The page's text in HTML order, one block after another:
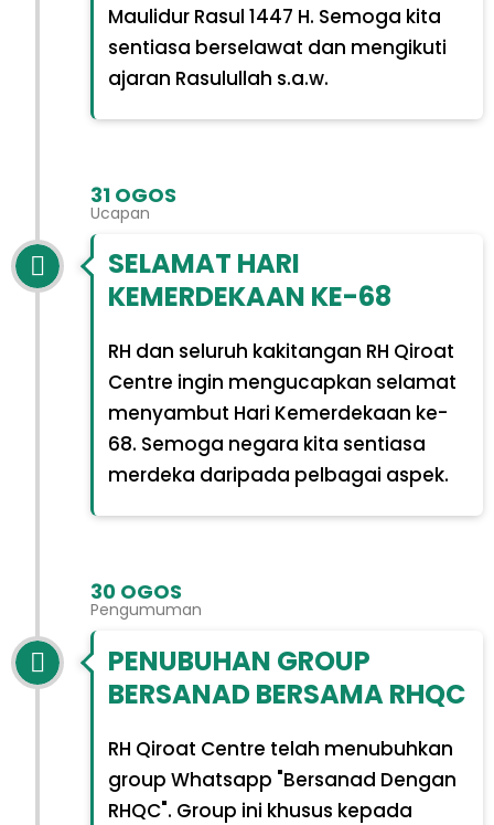
Maulidur Rasul 1447 H. Semoga kita
sentiasa berselawat dan mengikuti
ajaran Rasulullah s.a.w.
31 OGOS
Ucapan
SELAMAT HARI
KEMERDEKAAN KE-68
RH dan seluruh kakitangan RH Qiroat
Centre ingin mengucapkan selamat
menyambut Hari Kemerdekaan ke-
68. Semoga negara kita sentiasa
merdeka daripada pelbagai aspek.
30 OGOS
Pengumuman
PENUBUHAN GROUP
BERSANAD BERSAMA RHQC
RH Qiroat Centre telah menubuhkan
group Whatsapp "Bersanad Dengan
RHQC". Group ini khusus kepada